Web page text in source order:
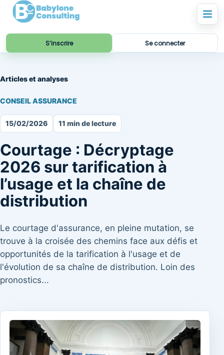
S’inscrire Se connecter
Articles et analyses
CONSEIL ASSURANCE
15/02/2026 11 min de lecture
Courtage : Décryptage
2026 sur tarification à
l’usage et la chaîne de
distribution
Le courtage d'assurance, en pleine mutation, se
trouve à la croisée des chemins face aux défis et
opportunités de la tarification à l'usage et de
l'évolution de sa chaîne de distribution. Loin des
pronostics...